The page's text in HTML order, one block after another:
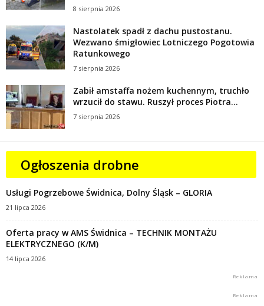
8 sierpnia 2026
Nastolatek spadł z dachu pustostanu.
Wezwano śmigłowiec Lotniczego Pogotowia
Ratunkowego
7 sierpnia 2026
Zabił amstaffa nożem kuchennym, truchło
wrzucił do stawu. Ruszył proces Piotra...
7 sierpnia 2026
Ogłoszenia drobne
Usługi Pogrzebowe Świdnica, Dolny Śląsk – GLORIA
21 lipca 2026
Oferta pracy w AMS Świdnica – TECHNIK MONTAŻU
ELEKTRYCZNEGO (K/M)
14 lipca 2026